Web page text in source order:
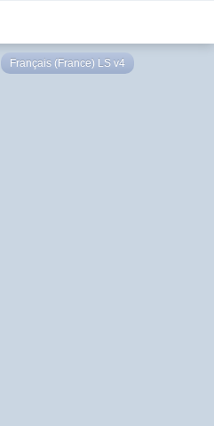
Français (France) LS v4